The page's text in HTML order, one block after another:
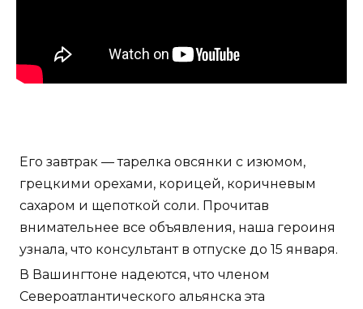
Его завтрак — тарелка овсянки с изюмом,
грецкими орехами, корицей, коричневым
сахаром и щепоткой соли. Прочитав
внимательнее все объявления, наша героиня
узнала, что консультант в отпуске до 15 января.
В Вашингтоне надеются, что членом
Североатлантического альянска эта